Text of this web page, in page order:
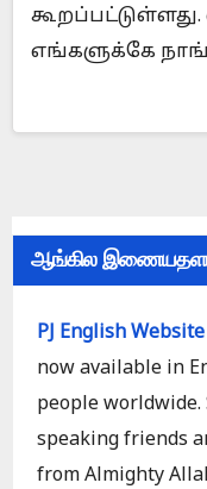
எங்களுக்கே
ஆங்கில
PJ English Website
now available in
people
speaking friends
from Almighty